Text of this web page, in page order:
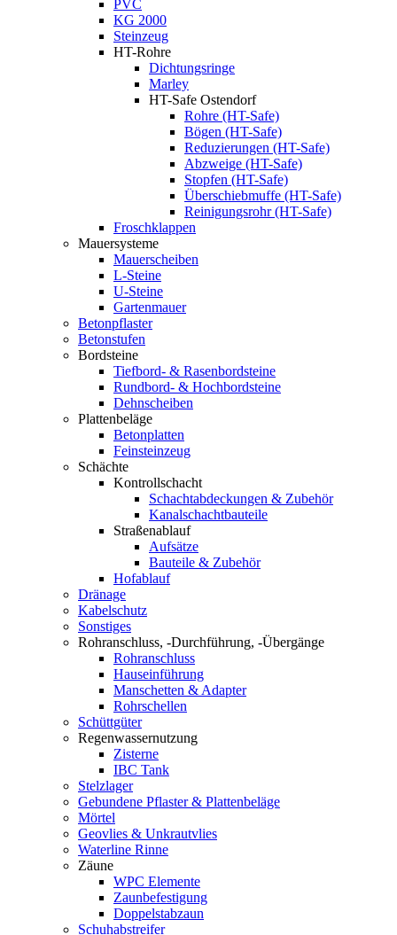
PVC
KG 2000
Steinzeug
HT-Rohre
Dichtungsringe
Marley
HT-Safe Ostendorf
Rohre (HT-Safe)
Bögen (HT-Safe)
Reduzierungen (HT-Safe)
Abzweige (HT-Safe)
Stopfen (HT-Safe)
Überschiebmuffe (HT-Safe)
Reinigungsrohr (HT-Safe)
Froschklappen
Mauersysteme
Mauerscheiben
L-Steine
U-Steine
Gartenmauer
Betonpflaster
Betonstufen
Bordsteine
Tiefbord- & Rasenbordsteine
Rundbord- & Hochbordsteine
Dehnscheiben
Plattenbeläge
Betonplatten
Feinsteinzeug
Schächte
Kontrollschacht
Schachtabdeckungen & Zubehör
Kanalschachtbauteile
Straßenablauf
Aufsätze
Bauteile & Zubehör
Hofablauf
Dränage
Kabelschutz
Sonstiges
Rohranschluss, -Durchführung, -Übergänge
Rohranschluss
Hauseinführung
Manschetten & Adapter
Rohrschellen
Schüttgüter
Regenwassernutzung
Zisterne
IBC Tank
Stelzlager
Gebundene Pflaster & Plattenbeläge
Mörtel
Geovlies & Unkrautvlies
Waterline Rinne
Zäune
WPC Elemente
Zaunbefestigung
Doppelstabzaun
Schuhabstreifer